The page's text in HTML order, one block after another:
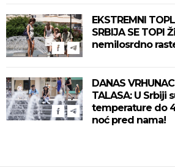
EKSTREMNI
SRBIJA SE TOPI
nemilosrdno
DANAS
TALASA: U Srbiji
temperature do
noć pred nama!